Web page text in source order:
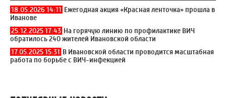
18.05.2026 14:11 Ежегодная акция «Красная ленточка» прошла в
Иванове
25.12.2025 17:43 На горячую линию по профилактике ВИЧ
обратилось 240 жителей Ивановской области
17.05.2025 15:31 В Ивановской области проводится масштабная
работа по борьбе с ВИЧ-инфекцией